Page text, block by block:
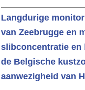
Langdurige
van Zeebrugge en
slibconcentratie en
de Belgische
aanwezigheid van